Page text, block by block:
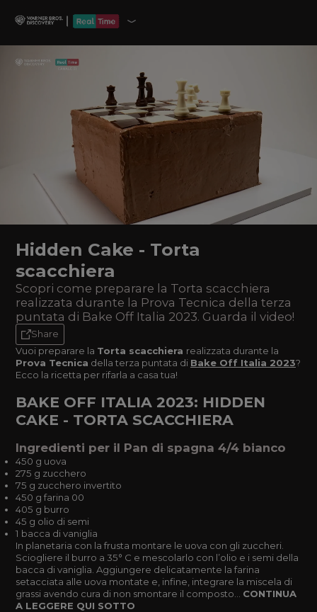
Hidden Cake - Torta
scacchiera
Scopri come preparare la Torta scacchiera
realizzata durante la Prova Tecnica della terza
puntata di Bake Off Italia 2023. Guarda il video!
Share
Vuoi preparare la Torta scacchiera realizzata durante la
Prova Tecnica della terza puntata di Bake Off Italia 2023?
Ecco la ricetta per rifarla a casa tua!
BAKE OFF ITALIA 2023: HIDDEN
CAKE - TORTA SCACCHIERA
Ingredienti per il Pan di spagna 4/4 bianco
450 g uova
275 g zucchero
75 g zucchero invertito
450 g farina 00
405 g burro
45 g olio di semi
1 bacca di vaniglia
In planetaria con la frusta montare le uova con gli zuccheri.
Sciogliere il burro a 35° C e mescolarlo con l’olio e i semi della
bacca di vaniglia. Aggiungere delicatamente la farina
setacciata alle uova montate e, infine, integrare la miscela di
grassi avendo cura di non smontare il composto... CONTINUA
A LEGGERE QUI SOTTO